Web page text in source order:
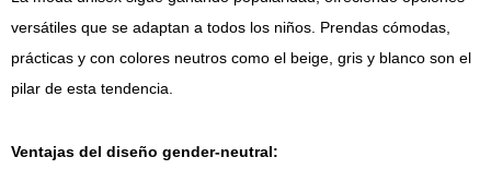
versátiles que se adaptan a todos los niños. Prendas cómodas,
prácticas y con colores neutros como el beige, gris y blanco son el
pilar de esta tendencia.
Ventajas del diseño gender-neutral: